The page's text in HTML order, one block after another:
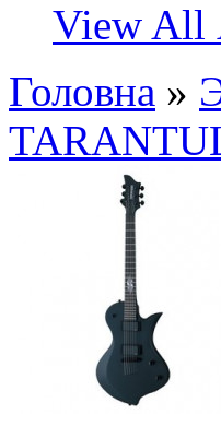
View All
Головна »